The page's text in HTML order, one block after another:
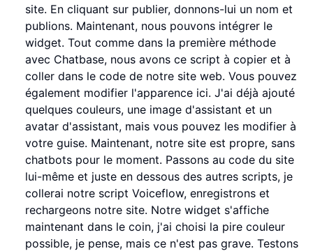
site. En cliquant sur publier, donnons-lui un nom et
publions. Maintenant, nous pouvons intégrer le
widget. Tout comme dans la première méthode
avec Chatbase, nous avons ce script à copier et à
coller dans le code de notre site web. Vous pouvez
également modifier l'apparence ici. J'ai déjà ajouté
quelques couleurs, une image d'assistant et un
avatar d'assistant, mais vous pouvez les modifier à
votre guise. Maintenant, notre site est propre, sans
chatbots pour le moment. Passons au code du site
lui-même et juste en dessous des autres scripts, je
collerai notre script Voiceflow, enregistrons et
rechargeons notre site. Notre widget s'affiche
maintenant dans le coin, j'ai choisi la pire couleur
possible, je pense, mais ce n'est pas grave. Testons